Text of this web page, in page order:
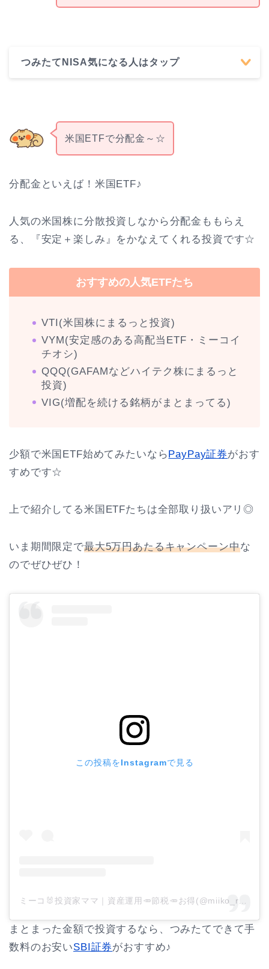
つみたてNISA気になる人はタップ
米国ETFで分配金～☆
分配金といえば！米国ETF♪
人気の米国株に分散投資しなから分配金ももらえ
る、『安定＋楽しみ』をかなえてくれる投資です☆
おすすめの人気ETFたち
VTI(米国株にまるっと投資)
VYM(安定感のある高配当ETF・ミーコイ
チオシ)
QQQ(GAFAMなどハイテク株にまるっと
投資)
VIG(増配を続ける銘柄がまとまってる)
少額で米国ETF始めてみたいならPayPay証券がおす
すめです☆
上で紹介してる米国ETFたちは全部取り扱いアリ◎
いま期間限定で最大5万円あたるキャンペーン中な
のでぜひぜひ！
この投稿をInstagramで見る
ミーコ🐰投資家ママ｜資産運用🥕節税🥕お得(@miiko_rabbit)がシェアした投稿
まとまった金額で投資するなら、つみたてできて手
数料のお安いSBI証券がおすすめ♪